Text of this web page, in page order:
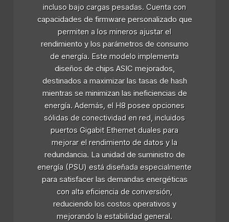
incluso bajo cargas pesadas. Cuenta con
capacidades de firmware personalizado que
permiten a los mineros ajustar el
rendimiento y los parámetros de consumo
de energía. Este modelo implementa
diseños de chips ASIC mejorados,
destinados a maximizar las tasas de hash
mientras se minimizan las ineficiencias de
energía. Además, el H8 posee opciones
sólidas de conectividad en red, incluidos
puertos Gigabit Ethernet duales para
mejorar el rendimiento de datos y la
redundancia. La unidad de suministro de
energía (PSU) está diseñada especialmente
para satisfacer las demandas energéticas
con alta eficiencia de conversión,
reduciendo los costos operativos y
mejorando la estabilidad general.